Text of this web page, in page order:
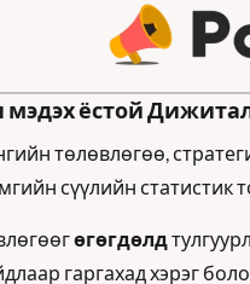
ёстой
төлөвлөгөө,
сүүлийн статистик
өгөгдөлд
гаргахад хэрэг